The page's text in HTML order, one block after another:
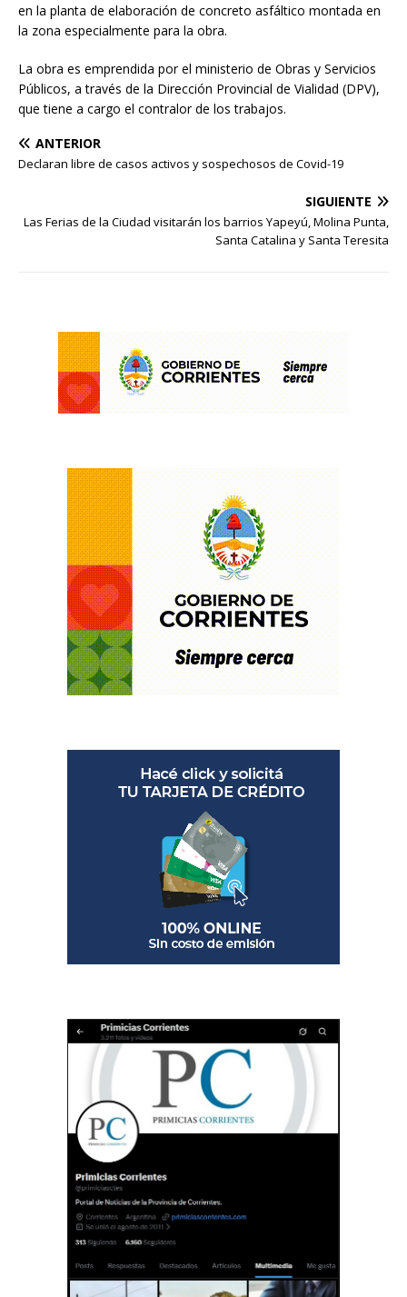
en la planta de elaboración de concreto asfáltico montada en
la zona especialmente para la obra.
La obra es emprendida por el ministerio de Obras y Servicios
Públicos, a través de la Dirección Provincial de Vialidad (DPV),
que tiene a cargo el contralor de los trabajos.
ANTERIOR
Declaran libre de casos activos y sospechosos de Covid-19
SIGUIENTE
Las Ferias de la Ciudad visitarán los barrios Yapeyú, Molina Punta,
Santa Catalina y Santa Teresita